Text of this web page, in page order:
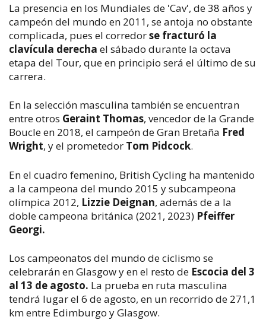
La presencia en los Mundiales de 'Cav', de 38 años y
campeón del mundo en 2011, se antoja no obstante
complicada, pues el corredorse fracturó la
clavícula derecha el sábado durante la octava
etapa del Tour, que en principio será el último de su
carrera.
En la selección masculina también se encuentran
entre otros Geraint Thomas, vencedor de la Grande
Boucle en 2018, el campeón de Gran Bretaña Fred
Wright, y el prometedor Tom Pidcock.
En el cuadro femenino, British Cycling ha mantenido
a la campeona del mundo 2015 y subcampeona
olímpica 2012, Lizzie Deignan, además de a la
doble campeona británica (2021, 2023) Pfeiffer
Georgi.
Los campeonatos del mundo de ciclismo se
celebrarán en Glasgow y en el resto de Escocia del 3
al 13 de agosto. La prueba en ruta masculina
tendrá lugar el 6 de agosto, en un recorrido de 271,1
km entre Edimburgo y Glasgow.